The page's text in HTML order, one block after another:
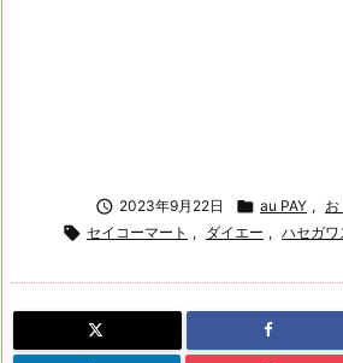
 2023年9月22日  au PAY , お
 セイコーマート , ダイエー , ハセガワ